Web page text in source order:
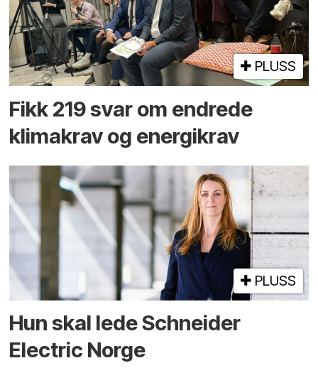
PLUSS
Fikk 219 svar om endrede
klimakrav og energikrav
PLUSS
Hun skal lede Schneider
Electric Norge